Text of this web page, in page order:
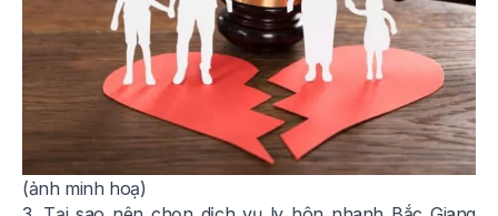
(ảnh minh hoạ)